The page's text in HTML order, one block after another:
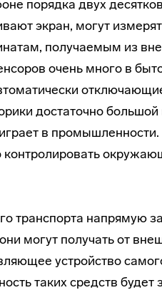
порядка двух
экран, могут
получаемым из
очень много в
достаточно
в
контролировать
транспорта напрямую
могут получать от
устройство
таких средств будет